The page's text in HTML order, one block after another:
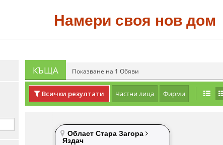
Намери своя нов дом
КЪЩА Показване на 1 Обяви
Всички резултати Частни лица Фирми
Област Стара Загора
Яздач